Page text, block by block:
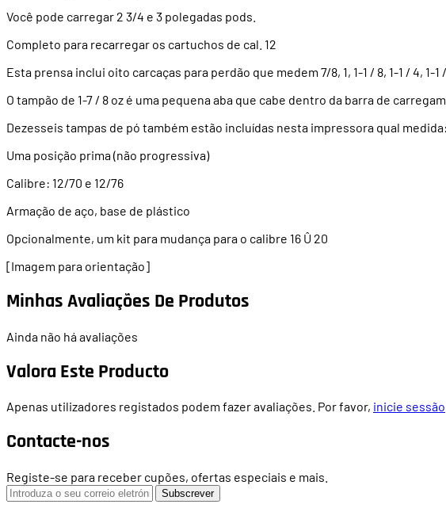
Você pode carregar 2 3/4 e 3 polegadas pods.
Completo para recarregar os cartuchos de cal. 12
Esta prensa inclui oito carcaças para perdão que medem 7/8, 1, 1-1 / 8, 1-1 / 4, 1-1
O tampão de 1-7 / 8 oz é uma pequena aba que cabe dentro da barra de
Dezesseis tampas de pó também estão incluídas nesta impressora qual medida:
Uma posição prima (não progressiva)
Calibre: 12/70 e 12/76
Armação de aço, base de plástico
Opcionalmente, um kit para mudança para o calibre 16 Û 20
[Imagem para orientação]
Minhas Avaliações De Produtos
Ainda não há avaliações
Valora Este Producto
Apenas utilizadores registados podem fazer avaliações. Por favor, inicie sessão
Contacte-nos
Registe-se para receber cupões, ofertas especiais e mais.
Subscrever